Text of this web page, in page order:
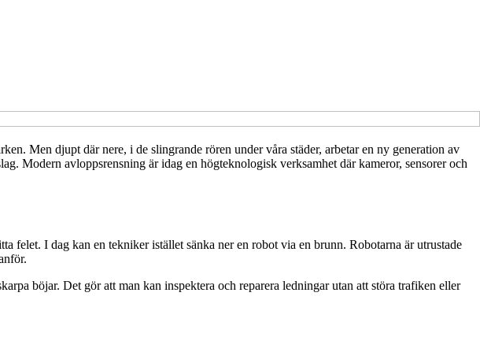
Men djupt där nere, i de slingrande rören under våra städer, arbetar en ny generation av
Modern avloppsrensning är idag en högteknologisk verksamhet där kameror, sensorer och
felet. I dag kan en tekniker istället sänka ner en robot via en brunn. Robotarna är utrustade
böjar. Det gör att man kan inspektera och reparera ledningar utan att störa trafiken eller